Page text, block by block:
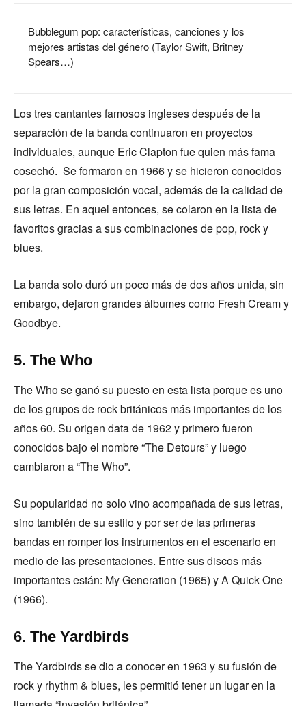
Bubblegum pop: características, canciones y los
mejores artistas del género (Taylor Swift, Britney
Spears…)
Los tres cantantes famosos ingleses después de la
separación de la banda continuaron en proyectos
individuales, aunque Eric Clapton fue quien más fama
cosechó. Se formaron en 1966 y se hicieron conocidos
por la gran composición vocal, además de la calidad de
sus letras. En aquel entonces, se colaron en la lista de
favoritos gracias a sus combinaciones de pop, rock y
blues.
La banda solo duró un poco más de dos años unida, sin
embargo, dejaron grandes álbumes como Fresh Cream y
Goodbye.
5. The Who
The Who se ganó su puesto en esta lista porque es uno
de los grupos de rock británicos más importantes de los
años 60. Su origen data de 1962 y primero fueron
conocidos bajo el nombre “The Detours” y luego
cambiaron a “The Who”.
Su popularidad no solo vino acompañada de sus letras,
sino también de su estilo y por ser de las primeras
bandas en romper los instrumentos en el escenario en
medio de las presentaciones. Entre sus discos más
importantes están: My Generation (1965) y A Quick One
(1966).
6. The Yardbirds
The Yardbirds se dio a conocer en 1963 y su fusión de
rock y rhythm & blues, les permitió tener un lugar en la